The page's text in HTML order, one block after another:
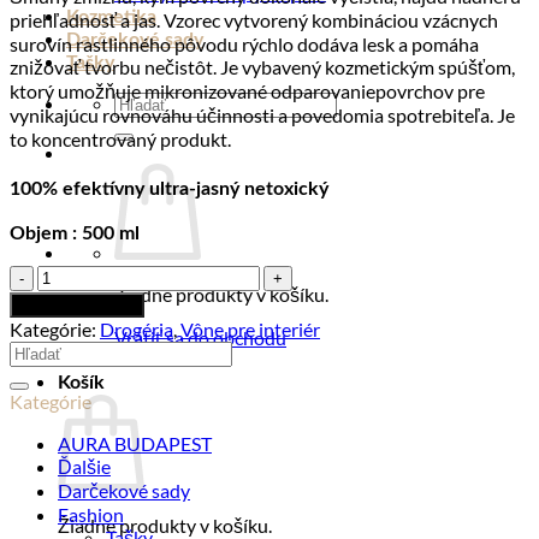
Kozmetika
Darčekové sady
Tašky
Hľadať:
Žiadne produkty v košíku.
Vrátiť sa do obchodu
Košík
Žiadne produkty v košíku.
priehľadnosť a jas. Vzorec vytvorený kombináciou vzácnych
surovínrastlinného pôvodu rýchlo dodáva lesk a pomáha
znižovať tvorbu nečistôt. Je vybavený kozmetickým spúšťom,
ktorý umožňuje mikronizované odparovaniepovrchov pre
vynikajúcu rovnováhu účinnosti a povedomia spotrebiteľa. Je
to koncentrovaný produkt.
100% efektívny ultra-jasný netoxický
Objem : 500 ml
množstvo
Čistič
okien
500ml
Kategórie: Drogéria,Vône pre interiér
Hľadať:
Kategórie
AURA BUDAPEST
Ďalšie
Darčekové sady
Fashion